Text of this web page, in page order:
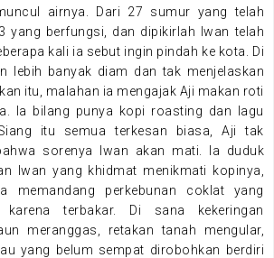
airnya. Dari 27 sumur yang telah
yang berfungsi, dan dipikirlah Iwan telah
kali ia sebut ingin pindah ke kota. Di
lebih banyak diam dan tak menjelaskan
itu, malahan ia mengajak Aji makan roti
Ia bilang punya kopi roasting dan lagu
itu semua terkesan biasa, Aji tak
sorenya Iwan akan mati. Ia duduk
Iwan yang khidmat menikmati kopinya,
memandang perkebunan coklat yang
karena terbakar. Di sana kekeringan
meranggas, retakan tanah mengular,
yang belum sempat dirobohkan berdiri